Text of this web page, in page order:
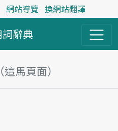
網站導覽 換網站翻譯
辭典
馬頁面）